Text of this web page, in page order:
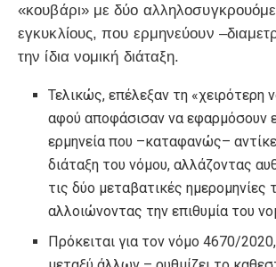
«κουβάρι» με δύο
εγκυκλίους, που ερμηνεύουν
την ίδια νομική διάταξη.
Τελικώς, επέλεξαν τη «χειρότερη
αφού αποφάσισαν να εφαρμόσουν
ερμηνεία που –καταφανώς–
διάταξη του νόμου, αλλάζοντας
τις δύο μεταβατικές ημερομηνίες
αλλοιώνοντας την επιθυμία του
Πρόκειται για τον νόμο 4670/